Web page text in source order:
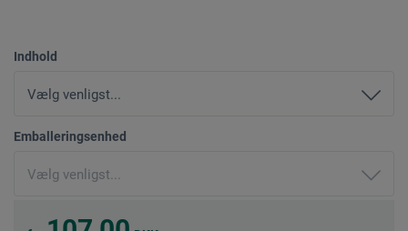
Indhold
Emballeringsenhed